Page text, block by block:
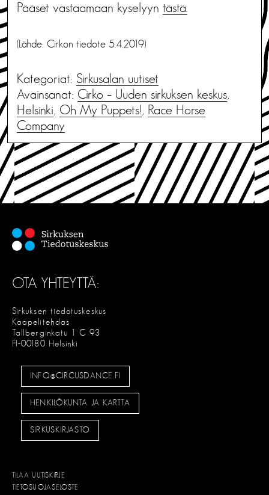
Pääset vastaamaan kyselyyn tästä.
(Lähde: Cirkon tiedote 5.4.2019)
Kategoriat: Sirkusalan uutiset
Avainsanat: Cirko – Uuden sirkuksen keskus,
Helsinki, Oh My Puppets!, Race Horse
Company
OTA YHTEYTTÄ:
Sirkuksen tiedotuskeskus
Kaapelitehdas
Tallberginkatu 1 C 93
FI-00180 Helsinki
INFO@CIRCUSDANCE.FI
HENKILÖKUNTA JA KARTTA
SIRKUSKIRJASTO
TILAA UUTISKIRJE
TIETOSUOJASELOSTE